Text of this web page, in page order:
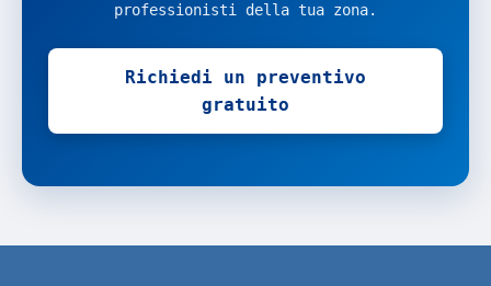
professionisti della tua zona.
Richiedi un preventivo
gratuito